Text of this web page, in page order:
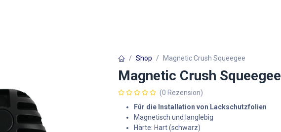
Shop Magnetic Crush Squeegee
Magnetic Crush Squeegee
(0 Rezension)
Für die Installation von Lackschutzfolien
Magnetisch und langlebig
Härte: Hart (schwarz)